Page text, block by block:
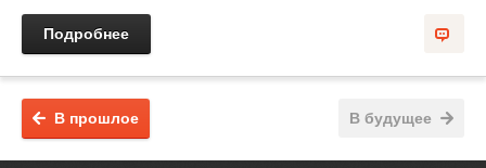
Подробнее
В будущее
В прошлое